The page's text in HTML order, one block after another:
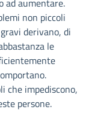
ad aumentare.
non piccoli
derivano, di
le
che impediscono,
persone.